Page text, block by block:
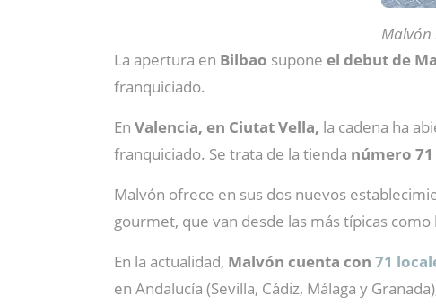
Malvón
La apertura en Bilbao supone el debut de
franquiciado.
En Valencia, en Ciutat Vella, la cadena ha
franquiciado. Se trata de la tienda número
Malvón ofrece en sus dos nuevos
gourmet, que van desde las más típicas
En la actualidad, Malvón cuenta con 71
en Andalucía (Sevilla, Cádiz, Málaga y